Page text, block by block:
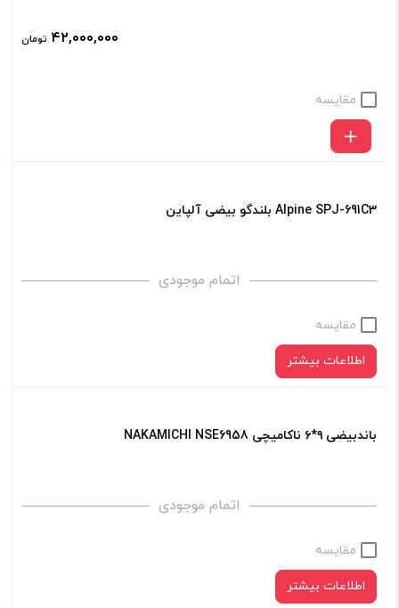
۴۲,۰۰۰,۰۰۰ تومان
مقایسه
Alpine SPJ-691C3 بلندگو بیضی آلپاین
اتمام موجودی
مقایسه
اطلاعات بیشتر
باندبیضی ۹*۶ ناکامیچی NAKAMICHI NSE6958
اتمام موجودی
مقایسه
اطلاعات بیشتر